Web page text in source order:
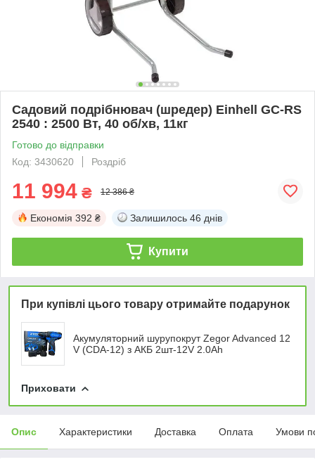
Садовий подрібнювач (шредер) Einhell GC-RS
2540 : 2500 Вт, 40 об/хв, 11кг
Готово до відправки
Код: 3430620
Роздріб
11 994 ₴ 12 386 ₴
Економія 392 ₴ Залишилось 46 днів
Купити
При купівлі цього товару отримайте подарунок
Акумуляторний шурупокрут Zegor Advanced 12
V (CDA-12) з АКБ 2шт-12V 2.0Ah
Приховати
Опис Характеристики Доставка Оплата Умови